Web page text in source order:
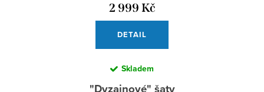
2 999 Kč
DETAIL
Skladem